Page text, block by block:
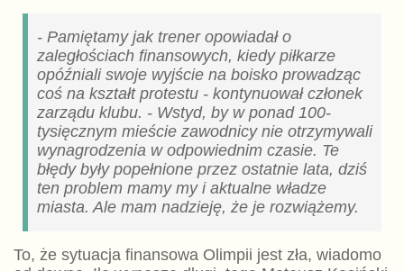
- Pamiętamy jak trener opowiadał o
zaległościach finansowych, kiedy piłkarze
opóźniali swoje wyjście na boisko prowadząc
coś na kształt protestu - kontynuował członek
zarządu klubu. - Wstyd, by w ponad 100-
tysięcznym mieście zawodnicy nie otrzymywali
wynagrodzenia w odpowiednim czasie. Te
błędy były popełnione przez ostatnie lata, dziś
ten problem mamy my i aktualne władze
miasta. Ale mam nadzieję, że je rozwiążemy.
To, że sytuacja finansowa Olimpii jest zła, wiadomo